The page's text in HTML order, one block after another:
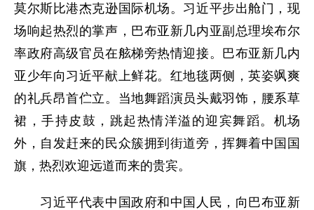
莫尔斯比港杰克逊国际机场。习近平步出舱门，现
场响起热烈的掌声，巴布亚新几内亚副总理埃布尔
率政府高级官员在舷梯旁热情迎接。巴布亚新几内
亚少年向习近平献上鲜花。红地毯两侧，英姿飒爽
的礼兵昂首伫立。当地舞蹈演员头戴羽饰，腰系草
裙，手持皮鼓，跳起热情洋溢的迎宾舞蹈。机场
外，自发赶来的民众簇拥到街道旁，挥舞着中国国
旗，热烈欢迎远道而来的贵宾。
习近平代表中国政府和中国人民，向巴布亚新